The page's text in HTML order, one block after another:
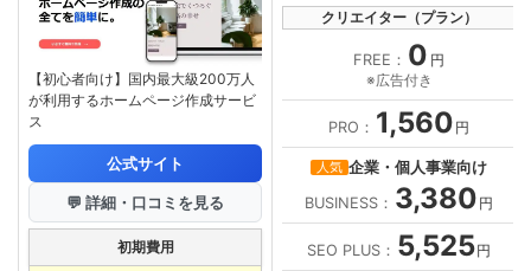
【初心者向け】国内最大級200万人
が利用するホームページ作成サービ
ス
公式サイト
💬 詳細・口コミを見る
初期費用
クリエイター（プラン）
FREE： 0 円
※広告付き
PRO： 1,560 円
人気 企業・個人事業向け
BUSINESS： 3,380 円
SEO PLUS： 5,525円